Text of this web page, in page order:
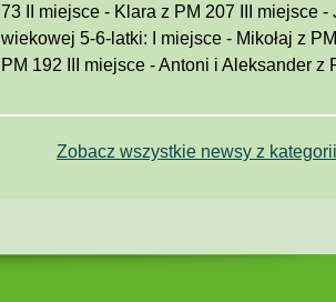
73 II miejsce - Klara z PM 207 III miejsce
wiekowej 5-6-latki: I miejsce - Mikołaj z
PM 192 III miejsce - Antoni i Aleksander z
Zobacz wszystkie newsy z